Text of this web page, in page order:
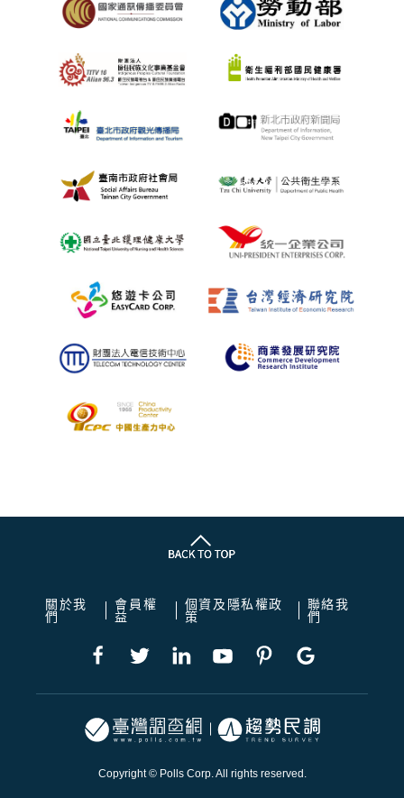
關於我
們
會員權
益
個資及隱私權政
策
聯絡我
們
Copyright © Polls Corp. All rights reserved.